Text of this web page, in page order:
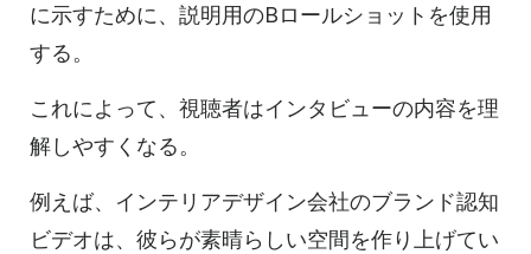
に示すために、説明用のBロールショットを使用
する。
これによって、視聴者はインタビューの内容を理
解しやすくなる。
例えば、インテリアデザイン会社のブランド認知
ビデオは、彼らが素晴らしい空間を作り上げてい